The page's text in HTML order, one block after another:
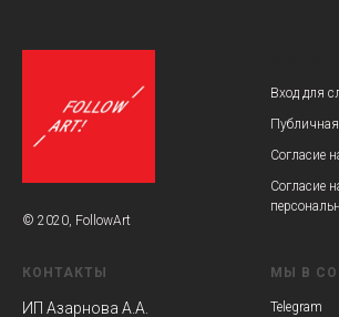
© 2020, FollowArt
Вход для
Согласие
Согласие
КОНТАКТЫ
ИП Азарнова А.А.
МЫ В
Telegram